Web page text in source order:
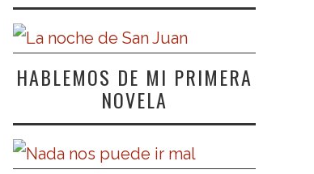
HABLEMOS DE MI PRIMERA
NOVELA